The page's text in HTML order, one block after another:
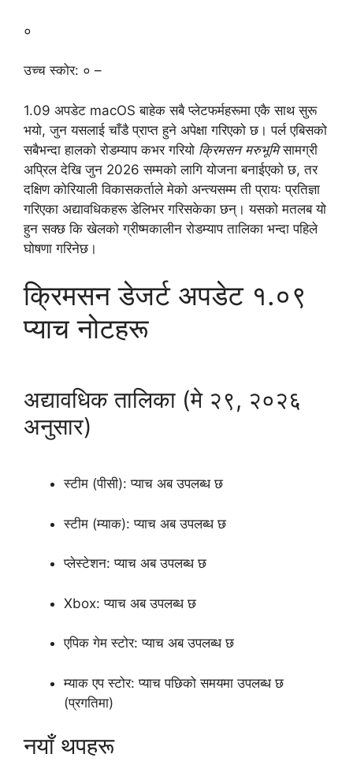
०
उच्च स्कोर: ० –
1.09 अपडेट macOS बाहेक सबै प्लेटफर्महरूमा एकै साथ सुरू
भयो, जुन यसलाई चाँडै प्राप्त हुने अपेक्षा गरिएको छ। पर्ल एबिसको
सबैभन्दा हालको रोडम्याप कभर गरियो क्रिमसन मरुभूमिसामग्री
अप्रिल देखि जुन 2026 सम्मको लागि योजना बनाईएको छ, तर
दक्षिण कोरियाली विकासकर्ताले मेको अन्त्यसम्म ती प्रायः प्रतिज्ञा
गरिएका अद्यावधिकहरू डेलिभर गरिसकेका छन्। यसको मतलब यो
हुन सक्छ कि खेलको ग्रीष्मकालीन रोडम्याप तालिका भन्दा पहिले
घोषणा गरिनेछ।
क्रिमसन डेजर्ट अपडेट १.०९
प्याच नोटहरू
अद्यावधिक तालिका (मे २९, २०२६
अनुसार)
स्टीम (पीसी): प्याच अब उपलब्ध छ
स्टीम (म्याक): प्याच अब उपलब्ध छ
प्लेस्टेशन: प्याच अब उपलब्ध छ
Xbox: प्याच अब उपलब्ध छ
एपिक गेम स्टोर: प्याच अब उपलब्ध छ
म्याक एप स्टोर: प्याच पछिको समयमा उपलब्ध छ
(प्रगतिमा)
नयाँ थपहरू